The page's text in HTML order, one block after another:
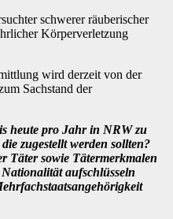
schwerer räuberischer
Körperverletzung
wird derzeit von der
Sachstand der
heute pro Jahr in NRW zu
zugestellt werden sollten?
Täter sowie Tätermerk­malen
aufschlüsseln